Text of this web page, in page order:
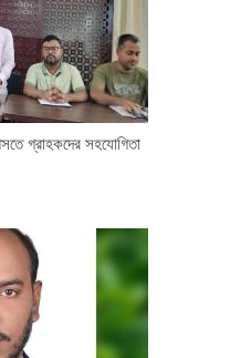
গ্রাহকদের সহযোগিতা